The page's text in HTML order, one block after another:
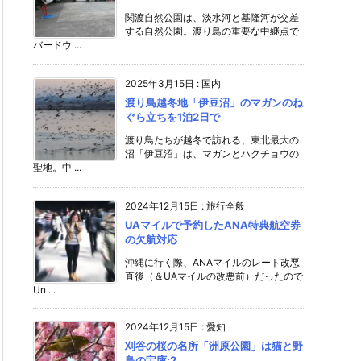
関渡自然公園は、淡水河と基隆河が交差
する自然公園。渡り鳥の重要な中継点で
バードウ ...
2025年3月15日 : 国内
渡り鳥越冬地「伊豆沼」のマガンのね
ぐら立ちを1泊2日で
渡り鳥たちが越冬で訪れる、東北最大の
沼「伊豆沼」は、マガンとハクチョウの
聖地。中 ...
2024年12月15日 : 旅行全般
UAマイルで予約したANA特典航空券
の欠航対応
沖縄に行く際、ANAマイルのレート改悪
直後（＆UAマイルの改悪前）だったので
Un ...
2024年12月15日 : 愛知
刈谷の桜の名所「洲原公園」は猫と野